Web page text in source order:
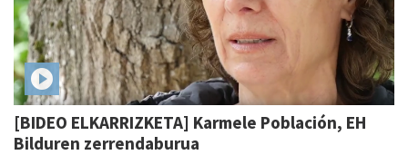
[BIDEO ELKARRIZKETA] Karmele Población, EH
Bilduren zerrendaburua